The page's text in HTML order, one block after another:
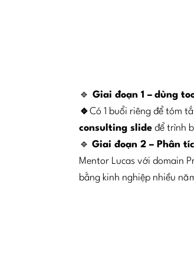
🔹 Giai đoạn 1 – dùng
🔹Có 1 buổi riêng để tóm
consulting slide để trình
🔹Giai đoạn 2 – Phân
Mentor Lucas với domain
bằng kinh nghiệp nhiều